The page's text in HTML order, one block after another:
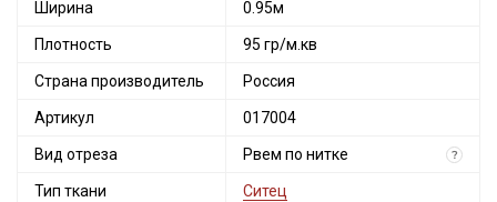
Ширина 0.95м
Плотность 95 гр/м.кв
Страна производитель Россия
Артикул 017004
Вид отреза Рвем по нитке ?
Тип ткани Ситец